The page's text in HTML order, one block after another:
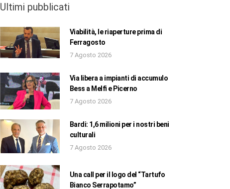
Ultimi pubblicati
Viabilità, le riaperture prima di
Ferragosto
7 Agosto 2026
Via libera a impianti di accumulo
Bess a Melfi e Picerno
7 Agosto 2026
Bardi: 1,6 milioni per i nostri beni
culturali
7 Agosto 2026
Una call per il logo del “Tartufo
Bianco Serrapotamo”